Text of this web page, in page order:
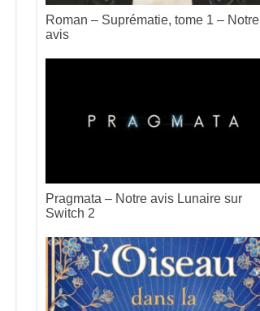
Roman – Suprématie, tome 1 – Notre
avis
Pragmata – Notre avis Lunaire sur
Switch 2